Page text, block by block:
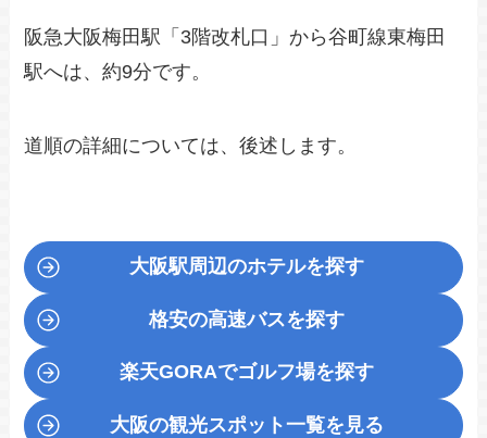
阪急大阪梅田駅「3階改札口」から谷町線東梅田
駅へは、約9分です。
道順の詳細については、後述します。
大阪駅周辺のホテルを探す
格安の高速バスを探す
楽天GORAでゴルフ場を探す
大阪の観光スポット一覧を見る